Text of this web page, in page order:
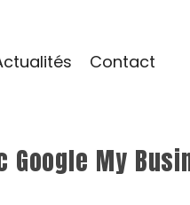
Contact
My